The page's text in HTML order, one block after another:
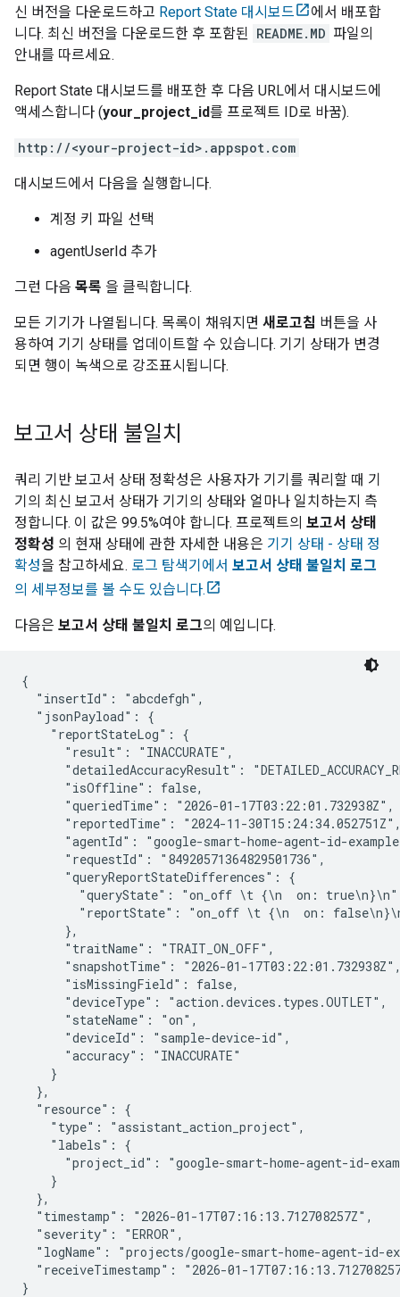
신 버전을 다운로드하고 Report State 대시보드
에서 배포합
니다. 최신 버전을 다운로드한 후 포함된 README.MD 파일의
안내를 따르세요.
Report State 대시보드를 배포한 후 다음 URL에서 대시보드에
액세스합니다 (your_project_id를 프로젝트 ID로 바꿈).
http://<your-project-id>.appspot.com
대시보드에서 다음을 실행합니다.
계정 키 파일 선택
agentUserId 추가
그런 다음 목록 을 클릭합니다.
모든 기기가 나열됩니다. 목록이 채워지면 새로고침 버튼을 사
용하여 기기 상태를 업데이트할 수 있습니다. 기기 상태가 변경
되면 행이 녹색으로 강조표시됩니다.
보고서 상태 불일치
쿼리 기반 보고서 상태 정확성은 사용자가 기기를 쿼리할 때 기
기의 최신 보고서 상태가 기기의 상태와 얼마나 일치하는지 측
정합니다. 이 값은 99.5%여야 합니다. 프로젝트의 보고서 상태
정확성 의 현재 상태에 관한 자세한 내용은 기기 상태 - 상태 정
확성을 참고하세요. 로그 탐색기에서 보고서 상태 불일치 로그
의 세부정보를 볼 수도 있습니다.
다음은 보고서 상태 불일치 로그의 예입니다.
{
  "insertId": "abcdefgh",
  "jsonPayload": {
    "reportStateLog": {
      "result": "INACCURATE",
"detailedAccuracyResult":
      "isOffline": false,
      "queriedTime": "2026-01-17T03:22:01.732938Z",
"reportedTime": "2024-11-
"agentId": "google-smart-home-agent-id-
      "requestId": "84920571364829501736",
      "queryReportStateDifferences": {
"queryState": "on_off \t {\n  on:
"reportState": "on_off \t {\n  on:
      },
      "traitName": "TRAIT_ON_OFF",
"snapshotTime": "2026-01-
      "isMissingField": false,
      "deviceType": "action.devices.types.OUTLET",
      "stateName": "on",
      "deviceId": "sample-device-id",
      "accuracy": "INACCURATE"
    }
  },
  "resource": {
    "type": "assistant_action_project",
    "labels": {
"project_id": "google-smart-home-agent-id-
    }
  },
  "timestamp": "2026-01-17T07:16:13.712708257Z",
  "severity": "ERROR",
"logName": "projects/google-smart-home-agent-id-
"receiveTimestamp": "2026-01-
}